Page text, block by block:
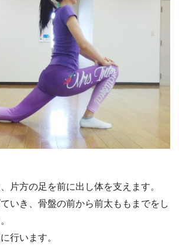
片方の足を前に出し体を支えます。
いき、骨盤の前から前太ももまでをし
行います。